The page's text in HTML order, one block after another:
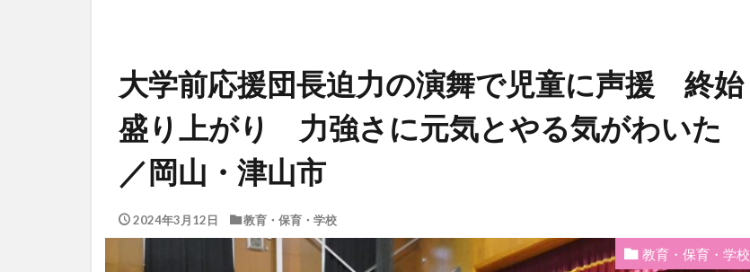
大学前応援団長迫力の演舞で児童に声援 終始
盛り上がり 力強さに元気とやる気がわいた
／岡山・津山市
2024年3月12日 教育・保育・学校
教育・保育・学校